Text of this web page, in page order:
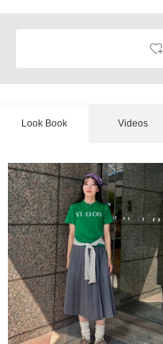
Look Book Videos